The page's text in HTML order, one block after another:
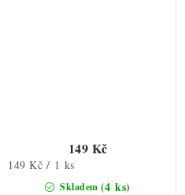
Skladem (4 ks)
149 Kč
Měrná
149 Kč / 1 ks